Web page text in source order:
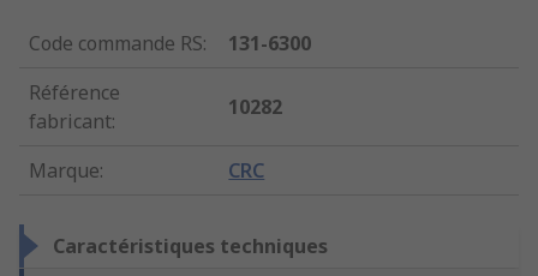
Code commande RS:
131-6300
Référence
fabricant:
10282
Marque: CRC
Caractéristiques techniques